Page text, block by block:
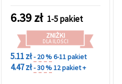
6.39zł 1-5 pakiet
ZNIŻKI
DLA ILOŚCI
5.11 zł- 20 %6-11 pakiet
4.47 zł- 30 %12 pakiet +